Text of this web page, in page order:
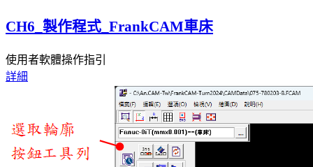
CH6_製作程式_FrankCAM車床
使用者軟體操作指引
詳細